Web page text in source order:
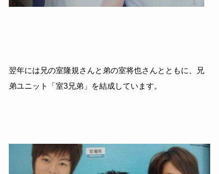
翌年には兄の室隆規さんと弟の室将也さんとともに、兄
弟ユニット「室3兄弟」を結成しています。